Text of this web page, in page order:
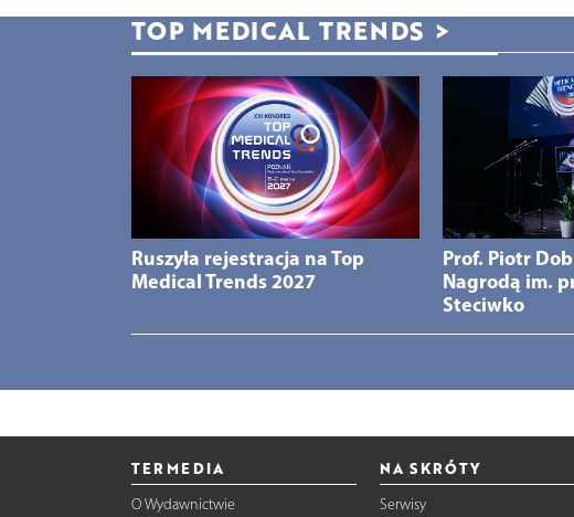
TOP MEDICAL TRENDS >
Ruszyła rejestracja na Top
Medical Trends 2027
Prof. Piotr
Nagrodą im.
Steciwko
TERMEDIA
O Wydawnictwie
NA SKRÓTY
Serwisy